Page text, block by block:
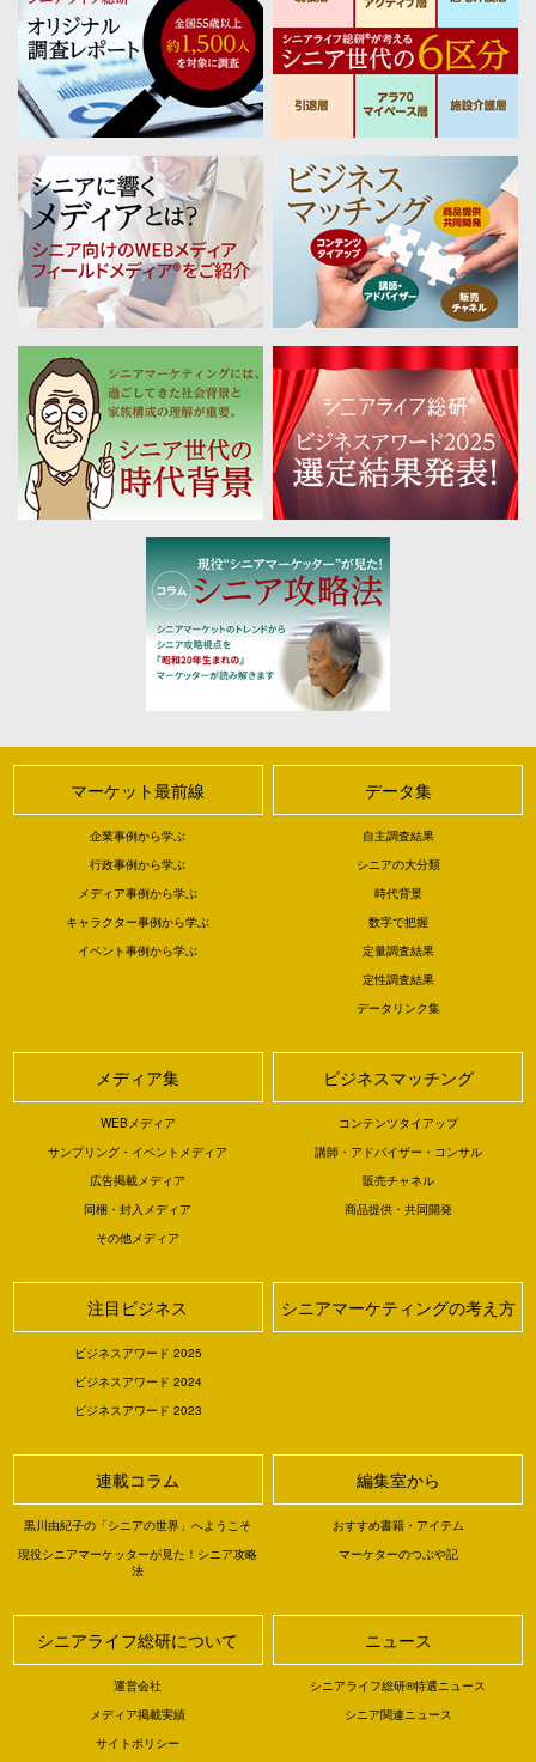
マーケット最前線
企業事例から学ぶ
行政事例から学ぶ
メディア事例から学ぶ
キャラクター事例から学ぶ
イベント事例から学ぶ
データ集
自主調査結果
シニアの大分類
時代背景
数字で把握
定量調査結果
定性調査結果
データリンク集
メディア集
WEBメディア
サンプリング・イベントメディア
広告掲載メディア
同梱・封入メディア
その他メディア
ビジネスマッチング
コンテンツタイアップ
講師・アドバイザー・コンサル
販売チャネル
商品提供・共同開発
注目ビジネス
ビジネスアワード 2025
ビジネスアワード 2024
ビジネスアワード 2023
シニアマーケティングの考え方
連載コラム
黒川由紀子の「シニアの世界」へようこそ
現役シニアマーケッターが見た！シニア攻略
法
編集室から
おすすめ書籍・アイテム
マーケターのつぶや記
シニアライフ総研について
運営会社
メディア掲載実績
サイトポリシー
ニュース
シニアライフ総研®特選ニュース
シニア関連ニュース